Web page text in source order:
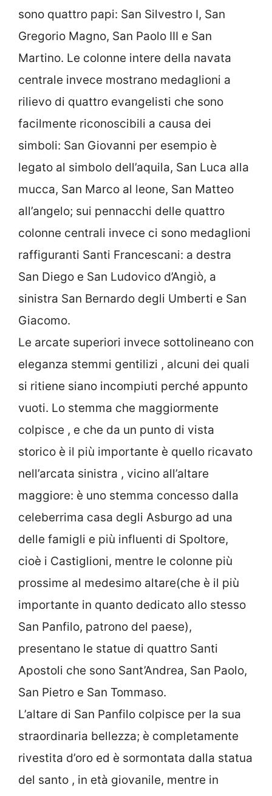
sono quattro papi: San Silvestro I, San
Gregorio Magno, San Paolo III e San
Martino. Le colonne intere della navata
centrale invece mostrano medaglioni a
rilievo di quattro evangelisti che sono
facilmente riconoscibili a causa dei
simboli: San Giovanni per esempio è
legato al simbolo dell’aquila, San Luca alla
mucca, San Marco al leone, San Matteo
all’angelo; sui pennacchi delle quattro
colonne centrali invece ci sono medaglioni
raffiguranti Santi Francescani: a destra
San Diego e San Ludovico d’Angiò, a
sinistra San Bernardo degli Umberti e San
Giacomo.
Le arcate superiori invece sottolineano con
eleganza stemmi gentilizi , alcuni dei quali
si ritiene siano incompiuti perché appunto
vuoti. Lo stemma che maggiormente
colpisce , e che da un punto di vista
storico è il più importante è quello ricavato
nell’arcata sinistra , vicino all’altare
maggiore: è uno stemma concesso dalla
celeberrima casa degli Asburgo ad una
delle famigli e più influenti di Spoltore,
cioè i Castiglioni, mentre le colonne più
prossime al medesimo altare(che è il più
importante in quanto dedicato allo stesso
San Panfilo, patrono del paese),
presentano le statue di quattro Santi
Apostoli che sono Sant’Andrea, San Paolo,
San Pietro e San Tommaso.
L’altare di San Panfilo colpisce per la sua
straordinaria bellezza; è completamente
rivestita d’oro ed è sormontata dalla statua
del santo , in età giovanile, mentre in